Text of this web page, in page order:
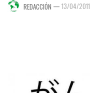
REDACCIÓN — 13/04/2011